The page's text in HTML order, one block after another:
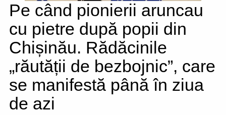
Pe când pionierii aruncau
cu pietre după popii din
Chișinău. Rădăcinile
„răutății de bezbojnic”, care
se manifestă până în ziua
de azi